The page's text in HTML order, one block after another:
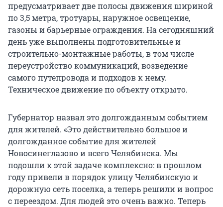
предусматривает две полосы движения шириной
по 3,5 метра, тротуары, наружное освещение,
газоны и барьерные ограждения. На сегодняшний
день уже выполнены подготовительные и
строительно-монтажные работы, в том числе
переустройство коммуникаций, возведение
самого путепровода и подходов к нему.
Техническое движение по объекту открыто.
Губернатор назвал это долгожданным событием
для жителей. «Это действительно большое и
долгожданное событие для жителей
Новосинеглазово и всего Челябинска. Мы
подошли к этой задаче комплексно: в прошлом
году привели в порядок улицу Челябинскую и
дорожную сеть поселка, а теперь решили и вопрос
с переездом. Для людей это очень важно. Теперь